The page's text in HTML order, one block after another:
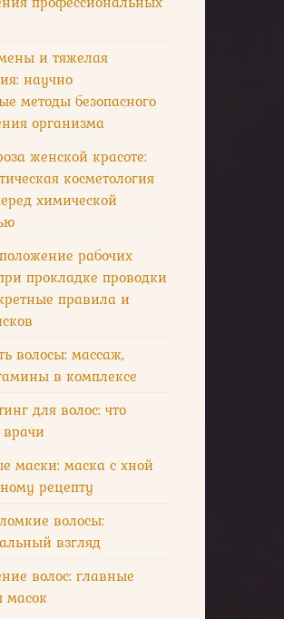
и тяжелая
научно
методы безопасного
организма
женской красоте:
косметология
химической
рабочих
прокладке проводки
правила и
волосы: массаж,
в комплексе
для волос: что
маски: маска с хной
рецепту
волосы:
взгляд
волос: главные
масок